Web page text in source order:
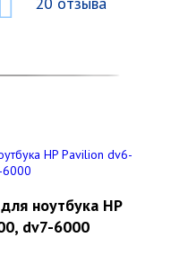
ноутбука HP
dv7-6000